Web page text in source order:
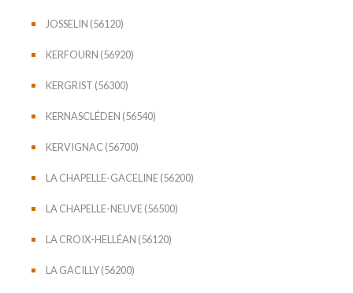
JOSSELIN (56120)
KERFOURN (56920)
KERGRIST (56300)
KERNASCLÉDEN (56540)
KERVIGNAC (56700)
LA CHAPELLE-GACELINE (56200)
LA CHAPELLE-NEUVE (56500)
LA CROIX-HELLÉAN (56120)
LA GACILLY (56200)